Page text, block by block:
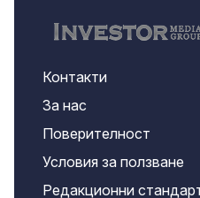
Контакти
За нас
Поверителност
Условия за ползване
Редакционни